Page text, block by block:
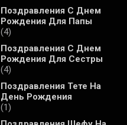
Поздравления С Днем
Рождения Для Папы
(4)
Поздравления С Днем
Рождения Для Сестры
(4)
Поздравления Тете На
День Рождения
(1)